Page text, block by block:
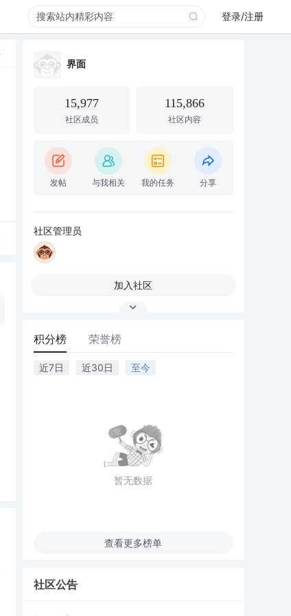
登录/注册
界面
15,977
社区成员
115,866
社区内容
发帖 与我相关 我的任务 分享
社区管理员
加入社区
积分榜 荣誉榜
近7日 近30日 至今
暂无数据
查看更多榜单
社区公告